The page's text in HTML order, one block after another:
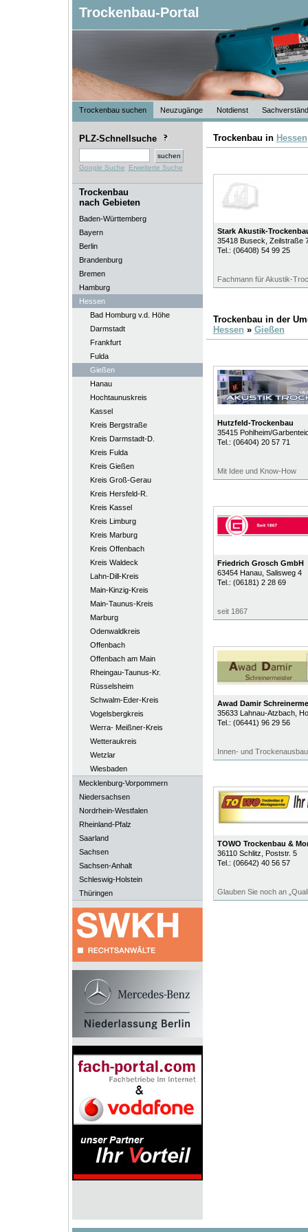
Trockenbau-Portal
Trockenbau suchen Neuzugänge Notdienst
PLZ-Schnellsuche
Google Suche Erweiterte Suche
Trockenbau
nach Gebieten
Baden-Württemberg
Bayern
Berlin
Brandenburg
Bremen
Hamburg
Hessen
Bad Homburg v.d. Höhe
Darmstadt
Frankfurt
Fulda
Gießen
Hanau
Hochtaunuskreis
Kassel
Kreis Bergstraße
Kreis Darmstadt-D.
Kreis Fulda
Kreis Gießen
Kreis Groß-Gerau
Kreis Hersfeld-R.
Kreis Kassel
Kreis Limburg
Kreis Marburg
Kreis Offenbach
Kreis Waldeck
Lahn-Dill-Kreis
Main-Kinzig-Kreis
Main-Taunus-Kreis
Marburg
Odenwaldkreis
Offenbach
Offenbach am Main
Rheingau-Taunus-Kr.
Rüsselsheim
Schwalm-Eder-Kreis
Vogelsbergkreis
Werra- Meißner-Kreis
Wetteraukreis
Wetzlar
Wiesbaden
Mecklenburg-Vorpommern
Niedersachsen
Nordrhein-Westfalen
Rheinland-Pfalz
Saarland
Sachsen
Sachsen-Anhalt
Schleswig-Holstein
Thüringen
Trockenbau in Hessen
Stark Akustik-
35418 Buseck , Zeilstraße
Tel.: (06408) 54 99 25
Fachmann für Akustik-
Trockenbau in der
Hessen » Gießen
Hutzfeld-Trockenbau
35415 Pohlheim/
Tel.: (06404) 20 57 71
Mit Idee und Know-How
Friedrich Grosch GmbH
63454 Hanau, Salisweg 4
Tel.: (06181) 2 28 69
seit 1867
Awad Damir
35633 Lahnau-Atzbach,
Tel.: (06441) 96 29 56
Innen- und Trockenausbau
TOWO Trockenbau &
36110 Schlitz , Poststr. 5
Tel.: (06642) 40 56 57
Glauben Sie noch an